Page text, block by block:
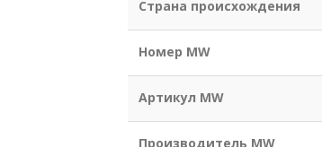
Страна происхождения
Номер MW
Артикул MW
Производитель MW